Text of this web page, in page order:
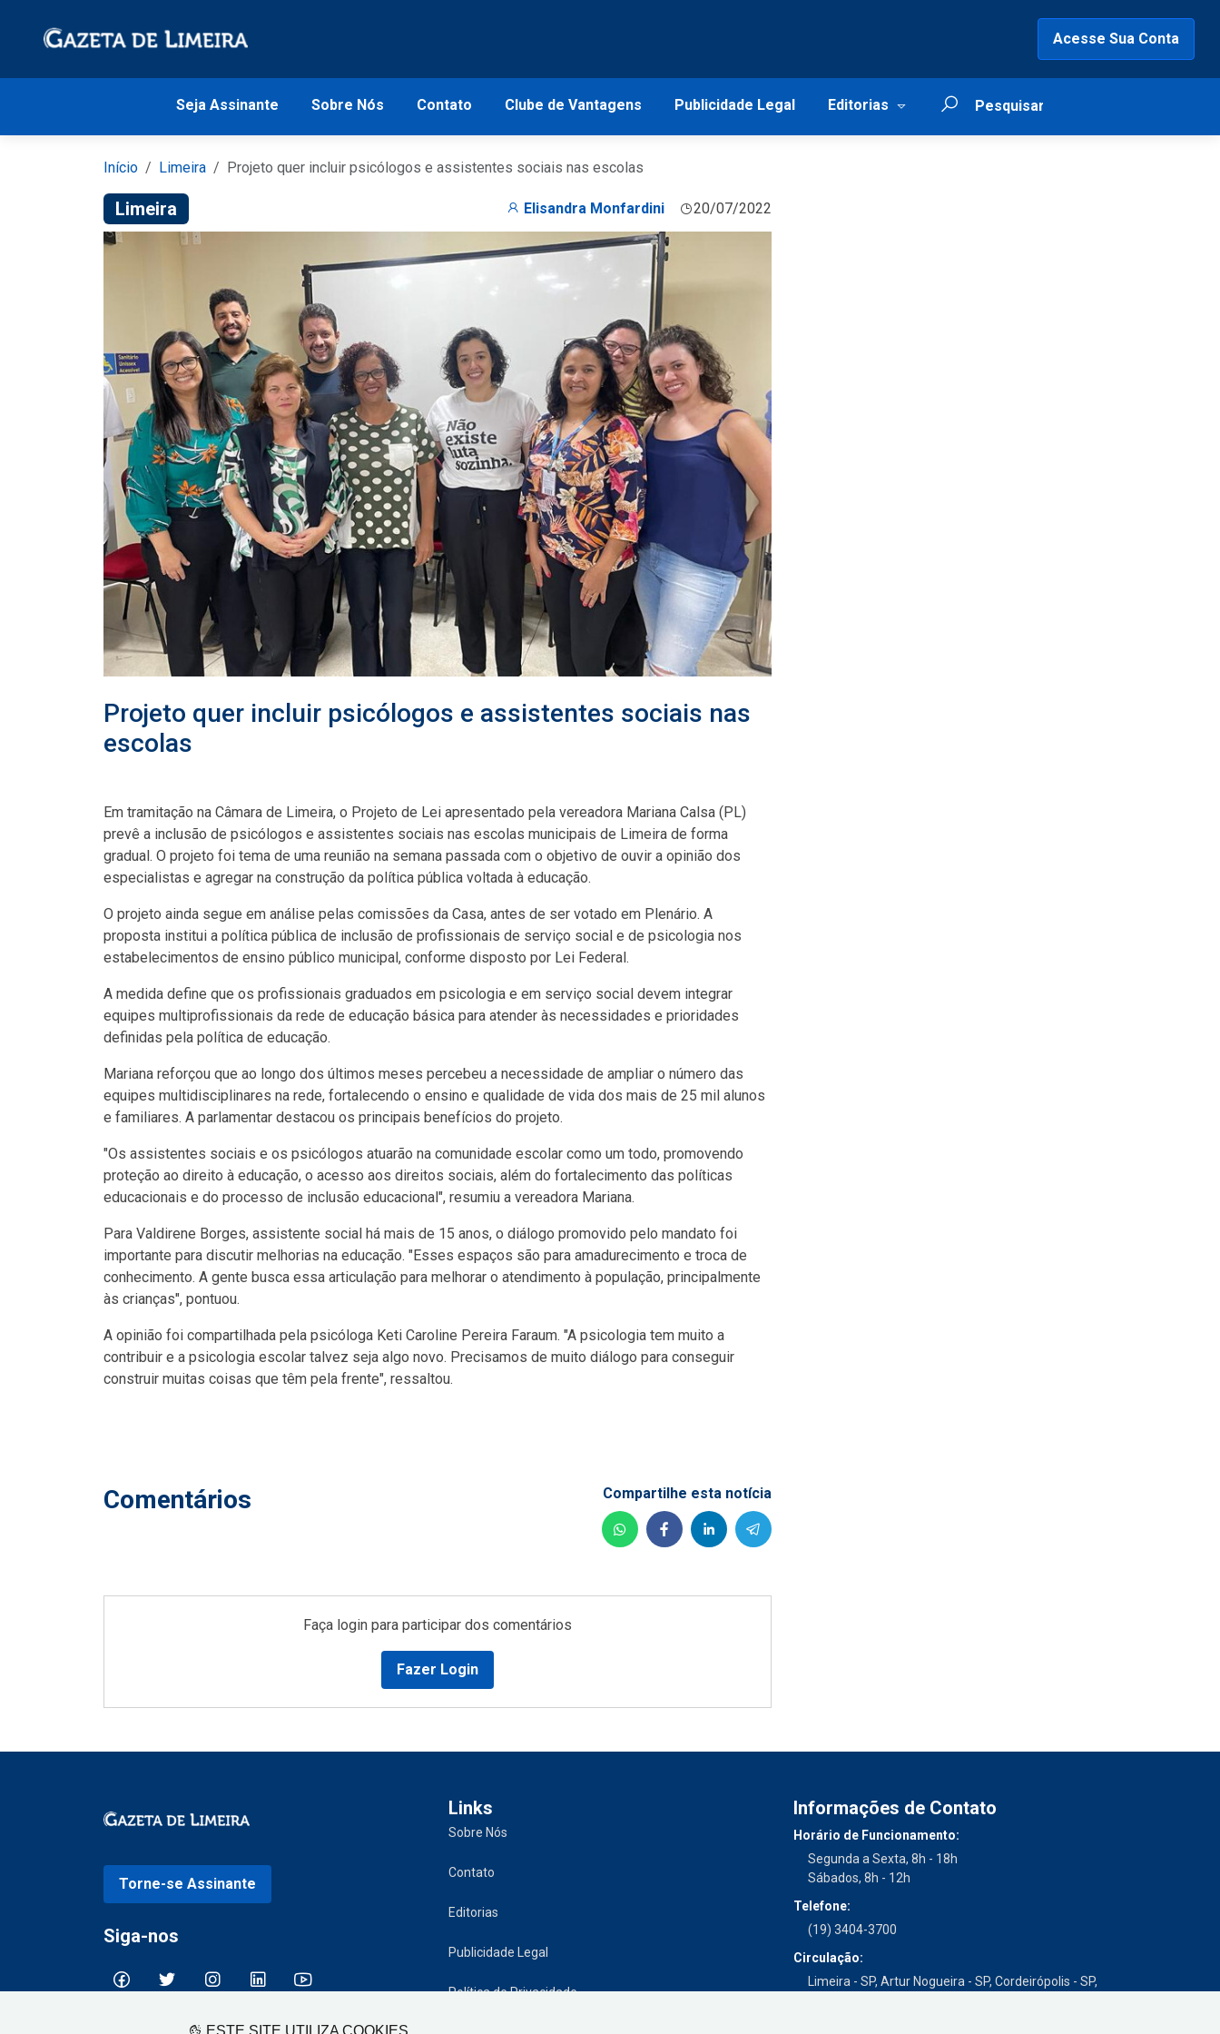
ESTE SITE UTILIZA COOKIES
Acesse Sua Conta
Seja Assinante Sobre Nós Contato Clube de Vantagens Publicidade Legal Editorias
Início Limeira Projeto quer incluir psicólogos e assistentes sociais nas escolas
Limeira Elisandra Monfardini 20/07/2022
Projeto quer incluir psicólogos e assistentes sociais nas
escolas
Em tramitação na Câmara de Limeira, o Projeto de Lei apresentado pela vereadora Mariana Calsa (PL)
prevê a inclusão de psicólogos e assistentes sociais nas escolas municipais de Limeira de forma
gradual. O projeto foi tema de uma reunião na semana passada com o objetivo de ouvir a opinião dos
especialistas e agregar na construção da política pública voltada à educação.
O projeto ainda segue em análise pelas comissões da Casa, antes de ser votado em Plenário. A
proposta institui a política pública de inclusão de profissionais de serviço social e de psicologia nos
estabelecimentos de ensino público municipal, conforme disposto por Lei Federal.
A medida define que os profissionais graduados em psicologia e em serviço social devem integrar
equipes multiprofissionais da rede de educação básica para atender às necessidades e prioridades
definidas pela política de educação.
Mariana reforçou que ao longo dos últimos meses percebeu a necessidade de ampliar o número das
equipes multidisciplinares na rede, fortalecendo o ensino e qualidade de vida dos mais de 25 mil alunos
e familiares. A parlamentar destacou os principais benefícios do projeto.
"Os assistentes sociais e os psicólogos atuarão na comunidade escolar como um todo, promovendo
proteção ao direito à educação, o acesso aos direitos sociais, além do fortalecimento das políticas
educacionais e do processo de inclusão educacional", resumiu a vereadora Mariana.
Para Valdirene Borges, assistente social há mais de 15 anos, o diálogo promovido pelo mandato foi
importante para discutir melhorias na educação. "Esses espaços são para amadurecimento e troca de
conhecimento. A gente busca essa articulação para melhorar o atendimento à população, principalmente
às crianças", pontuou.
A opinião foi compartilhada pela psicóloga Keti Caroline Pereira Faraum. "A psicologia tem muito a
contribuir e a psicologia escolar talvez seja algo novo. Precisamos de muito diálogo para conseguir
construir muitas coisas que têm pela frente", ressaltou.
Comentários Compartilhe esta notícia
Faça login para participar dos comentários
Fazer Login
Torne-se Assinante
Siga-nos
Links
Sobre Nós
Contato
Editorias
Publicidade Legal
Política de Privacidade
Informações de Contato
Horário de Funcionamento:
Segunda a Sexta, 8h - 18h
Sábados, 8h - 12h
Telefone:
(19) 3404-3700
Circulação:
Limeira - SP, Artur Nogueira - SP, Cordeirópolis - SP,